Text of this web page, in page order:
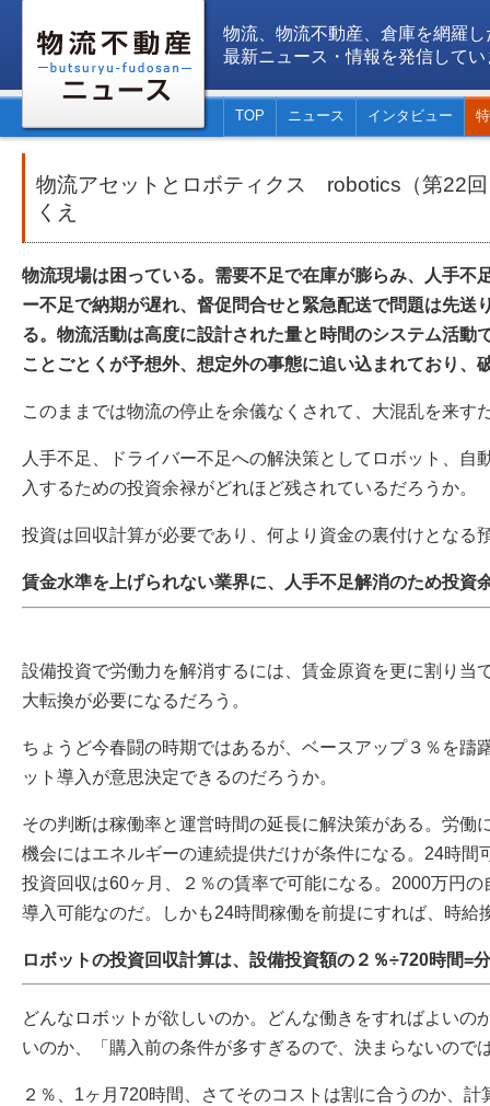
物流、物流不動産、倉庫を網羅し
最新ニュース・情報を発信してい
TOP ニュース インタビュー
物流アセットとロボティクス robotics（第22
くえ
物流現場は困っている。需要不足で在庫が膨らみ、人手不
ー不足で納期が遅れ、督促問合せと緊急配送で問題は先送
る。物流活動は高度に設計された量と時間のシステム活動
ことごとくが予想外、想定外の事態に追い込まれており、
このままでは物流の停止を余儀なくされて、大混乱を来す
人手不足、ドライバー不足への解決策としてロボット、自
入するための投資余禄がどれほど残されているだろうか。
投資は回収計算が必要であり、何より資金の裏付けとなる
賃金水準を上げられない業界に、人手不足解消のため投資
設備投資で労働力を解消するには、賃金原資を更に割り当
大転換が必要になるだろう。
ちょうど今春闘の時期ではあるが、ベースアップ３％を躊
ット導入が意思決定できるのだろうか。
その判断は稼働率と運営時間の延長に解決策がある。労働
機会にはエネルギーの連続提供だけが条件になる。24時間
投資回収は60ヶ月、２％の賃率で可能になる。2000万円
導入可能なのだ。しかも24時間稼働を前提にすれば、時給
ロボットの投資回収計算は、設備投資額の２％÷720時間=
どんなロボットが欲しいのか。どんな働きをすればよいの
いのか、「購入前の条件が多すぎるので、決まらないので
２％、1ヶ月720時間、さてそのコストは割に合うのか、